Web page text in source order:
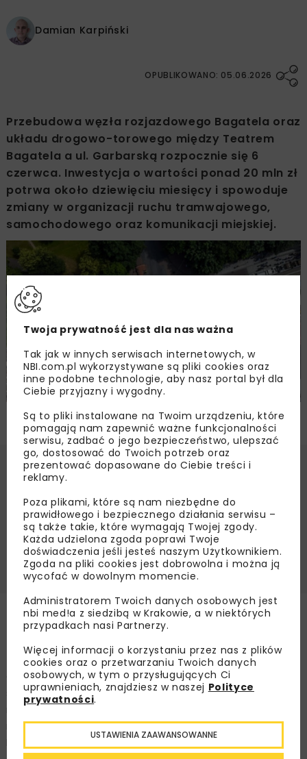
Damian Karpiński
OPUBLIKOWANO: 05.06.2026
Przebudowa węzła rozjazdowego Bagatela oraz
układu drogowo-torowego między Teatrem
Bagatela a ul. Garbarską rozpocznie się 6
czerwca. Inwestycja o wartości ponad 20 mln zł
potrwa około dziewięciu miesięcy i spowoduje
zmiany w organizacji ruchu tramwajowego,
samochodowego oraz komunikacji miejskiej.
Węzeł Bagatela w Krakowie. Fot. Jan Graczyński
Spis treści
Zamknięcie ul. Karmelickiej i zmiany w
komunikacji miejskiej
Objazdy dla kierowców i zakres inwestycji
Zamknięcie ul. Karmelickiej i
zmiany w komunikacji miejskiej
Od 6 czerwca zamknięty dla ruchu tramwajowego i
samochodowego zostanie odcinek ul. Karmelickiej
między
rejon skrzyżowania ulic Karmelickiej, Podwale i
Dunajewskiego. Mimo prowadzonych prac utrzymane
Twoja prywatność jest dla nas ważna
Tak jak w innych serwisach internetowych, w
NBI.com.pl wykorzystywane są pliki cookies oraz
inne podobne technologie, aby nasz portal był dla
Ciebie przyjazny i wygodny.
Są to pliki instalowane na Twoim urządzeniu, które
pomagają nam zapewnić ważne funkcjonalności
serwisu, zadbać o jego bezpieczeństwo, ulepszać
go, dostosować do Twoich potrzeb oraz
prezentować dopasowane do Ciebie treści i
reklamy.
Poza plikami, które są nam niezbędne do
prawidłowego i bezpiecznego działania serwisu –
są także takie, które wymagają Twojej zgody.
Każda udzielona zgoda poprawi Twoje
doświadczenia jeśli jesteś naszym Użytkownikiem.
Zgoda na pliki cookies jest dobrowolna i można ją
wycofać w dowolnym momencie.
Administratorem Twoich danych osobowych jest
nbi med!a z siedzibą w Krakowie, a w niektórych
przypadkach nasi Partnerzy.
Więcej informacji o korzystaniu przez nas z plików
cookies oraz o przetwarzaniu Twoich danych
osobowych, w tym o przysługujących Ci
uprawnieniach, znajdziesz w naszej Polityce
prywatności.
USTAWIENIA ZAAWANSOWANNE